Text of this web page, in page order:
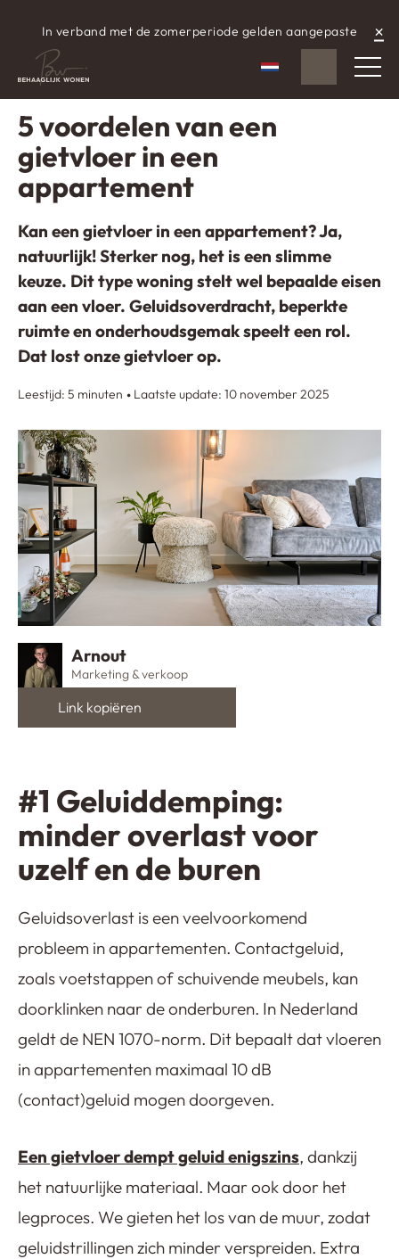
×
In verband met de zomerperiode gelden aangepaste
aangepaste openingstijden.
Nederlands
WhatsApp
Gescheven op: 28 februari 2025
5 voordelen van een
gietvloer in een
appartement
Kan een gietvloer in een appartement? Ja,
natuurlijk! Sterker nog, het is een slimme
keuze. Dit type woning stelt wel bepaalde eisen
aan een vloer. Geluidsoverdracht, beperkte
ruimte en onderhoudsgemak speelt een rol.
Dat lost onze gietvloer op.
Leestijd: 5 minuten Laatste update: 10 november 2025
Arnout
Marketing & verkoop
#1 Geluiddemping:
minder overlast voor
uzelf en de buren
Geluidsoverlast is een veelvoorkomend
probleem in appartementen. Contactgeluid,
zoals voetstappen of schuivende meubels, kan
doorklinken naar de onderburen. In Nederland
geldt de NEN 1070-norm. Dit bepaalt dat vloeren
in appartementen maximaal 10 dB
(contact)geluid mogen doorgeven.
Een gietvloer dempt geluid enigszins, dankzij
het natuurlijke materiaal. Maar ook door het
legproces. We gieten het los van de muur, zodat
geluidstrillingen zich minder verspreiden. Extra